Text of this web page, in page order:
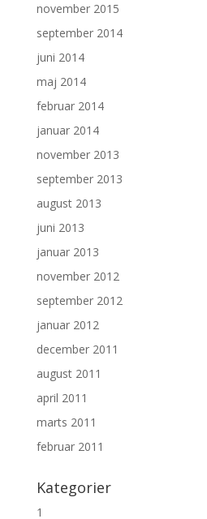
november 2015
september 2014
juni 2014
maj 2014
februar 2014
januar 2014
november 2013
september 2013
august 2013
juni 2013
januar 2013
november 2012
september 2012
januar 2012
december 2011
august 2011
april 2011
marts 2011
februar 2011
Kategorier
1